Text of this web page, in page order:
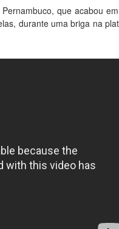
que acabou
durante uma briga na